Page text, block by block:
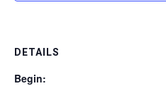
DETAILS
Begin: